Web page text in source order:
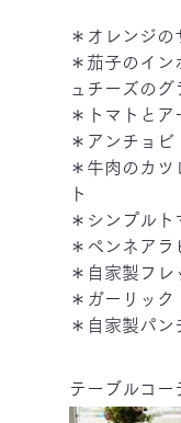
＊オレンジの
＊茄子のイ
ュチーズのグ
＊トマトとア
＊アンチョビ
＊牛肉のカ
ト
＊シンプルト
＊ペンネアラ
＊自家製フレ
＊ガーリック
＊自家製パン
テーブルコー